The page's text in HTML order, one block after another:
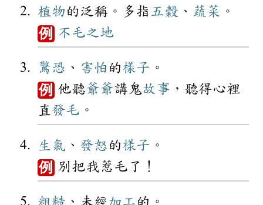
植物的泛稱。多指 五穀 、 蔬菜 。
例 不毛之地
驚恐 、 害怕 的樣子 。
例 他聽爺爺講鬼故事 ，聽得心裡
直 發毛 。
生氣 、 發怒 的樣子 。
例 別把我惹毛了！
粗糙 、未經加工 的。